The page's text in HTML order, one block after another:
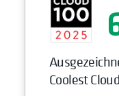
Coolest